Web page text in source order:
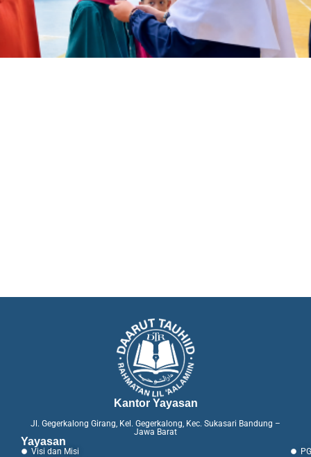
Kantor Yayasan
Jl. Gegerkalong Girang, Kel. Gegerkalong, Kec. Sukasari Bandung –
Jawa Barat
Yayasan
Visi dan Misi